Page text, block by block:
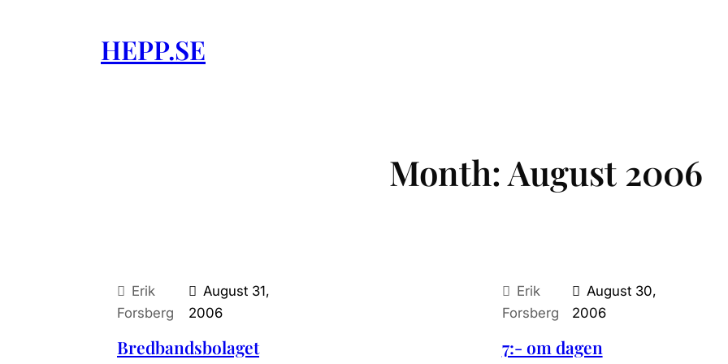
HEPP.SE
Month:August 2006
Erik
Forsberg
August 31,
2006
Bredbandsbolaget
Erik
Forsberg
August 30,
2006
7:- om dagen